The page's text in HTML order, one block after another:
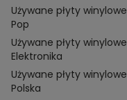
Używane płyty winylowe
Pop
Używane płyty winylowe
Elektronika
Używane płyty winylowe
Polska